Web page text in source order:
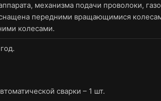
механизма подачи проволоки,
передними вращающимися
колесами.
сварки – 1 шт.